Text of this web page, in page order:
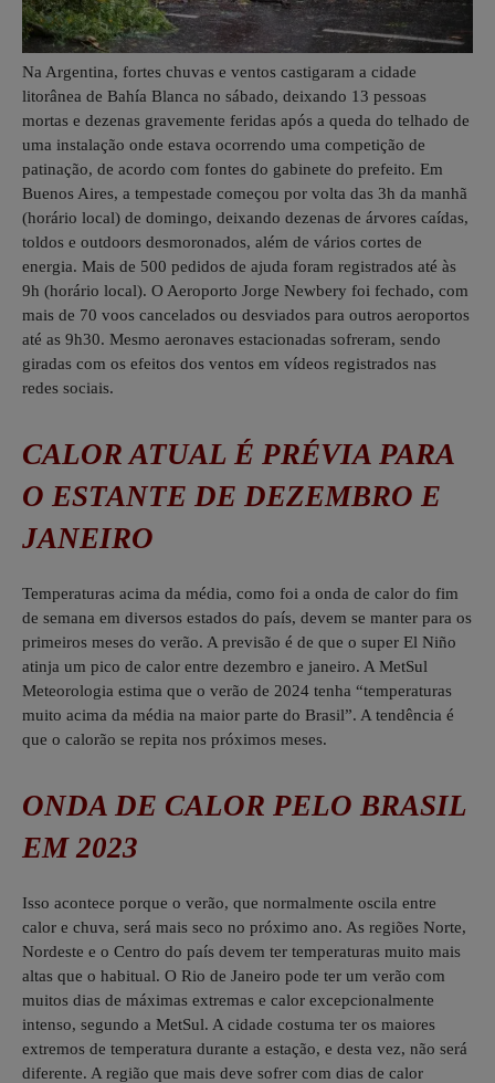
Na Argentina, fortes chuvas e ventos castigaram a cidade
litorânea de Bahía Blanca no sábado, deixando 13 pessoas
mortas e dezenas gravemente feridas após a queda do telhado de
uma instalação onde estava ocorrendo uma competição de
patinação, de acordo com fontes do gabinete do prefeito. Em
Buenos Aires, a tempestade começou por volta das 3h da manhã
(horário local) de domingo, deixando dezenas de árvores caídas,
toldos e outdoors desmoronados, além de vários cortes de
energia. Mais de 500 pedidos de ajuda foram registrados até às
9h (horário local). O Aeroporto Jorge Newbery foi fechado, com
mais de 70 voos cancelados ou desviados para outros aeroportos
até as 9h30. Mesmo aeronaves estacionadas sofreram, sendo
giradas com os efeitos dos ventos em vídeos registrados nas
redes sociais.
CALOR ATUAL É PRÉVIA PARA
O ESTANTE DE DEZEMBRO E
JANEIRO
Temperaturas acima da média, como foi a onda de calor do fim
de semana em diversos estados do país, devem se manter para os
primeiros meses do verão. A previsão é de que o super El Niño
atinja um pico de calor entre dezembro e janeiro. A MetSul
Meteorologia estima que o verão de 2024 tenha “temperaturas
muito acima da média na maior parte do Brasil”. A tendência é
que o calorão se repita nos próximos meses.
ONDA DE CALOR PELO BRASIL
EM 2023
Isso acontece porque o verão, que normalmente oscila entre
calor e chuva, será mais seco no próximo ano. As regiões Norte,
Nordeste e o Centro do país devem ter temperaturas muito mais
altas que o habitual. O Rio de Janeiro pode ter um verão com
muitos dias de máximas extremas e calor excepcionalmente
intenso, segundo a MetSul. A cidade costuma ter os maiores
extremos de temperatura durante a estação, e desta vez, não será
diferente. A região que mais deve sofrer com dias de calor